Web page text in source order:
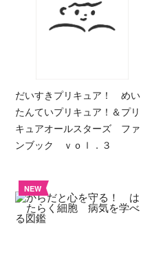
だいすきプリキュア！ めい
たんていプリキュア！＆プリ
キュアオールスターズ ファ
ンブック ｖｏｌ．３
NEW